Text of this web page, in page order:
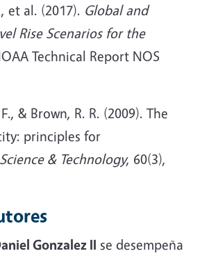
et al. (2017). Global and
Rise Scenarios for the
Technical Report NOS
& Brown, R. R. (2009). The
principles for
& Technology, 60(3),
Gonzalez II se desempeña